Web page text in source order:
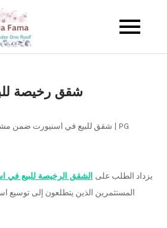
Memo Rialda
Afma
The Best Wedding Under One
شقق رخيصة
يزداد الطلب على الشقق الرخيصة للبيع في
المستثمرين الذين يتطلعون إلى توسيع